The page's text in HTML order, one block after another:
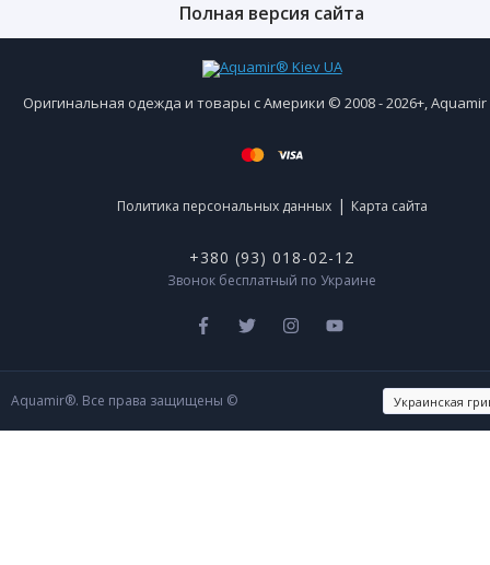
Полная версия сайта
Оригинальная одежда и товары с Америки © 2008 - 2026+,
Политика персональных данных | Карта сайта
+380 (93) 018-02-12
Звонок бесплатный по Украине
Aquamir®. Все права защищены ©